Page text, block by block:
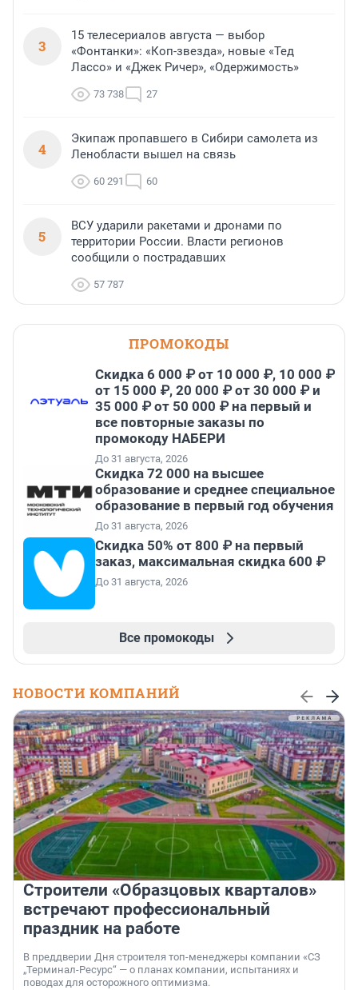
3
15 телесериалов августа — выбор
«Фонтанки»: «Коп-звезда», новые «Тед
Лассо» и «Джек Ричер», «Одержимость»
73 738 27
4
Экипаж пропавшего в Сибири самолета из
Ленобласти вышел на связь
60 291 60
5
ВСУ ударили ракетами и дронами по
территории России. Власти регионов
сообщили о пострадавших
57 787
ПРОМОКОДЫ
Скидка 6 000 ₽ от 10 000 ₽, 10 000 ₽
от 15 000 ₽, 20 000 ₽ от 30 000 ₽ и
35 000 ₽ от 50 000 ₽ на первый и
все повторные заказы по
промокоду НАБЕРИ
До 31 августа, 2026
Скидка 72 000 на высшее
образование и среднее специальное
образование в первый год обучения
До 31 августа, 2026
Скидка 50% от 800 ₽ на первый
заказ, максимальная скидка 600 ₽
До 31 августа, 2026
Все промокоды
НОВОСТИ КОМПАНИЙ
Строители «Образцовых кварталов»
встречают профессиональный
праздник на работе
В преддверии Дня строителя топ-менеджеры компании «СЗ
„Терминал-Ресурс“ — о планах компании, испытаниях и
поводах для осторожного оптимизма.